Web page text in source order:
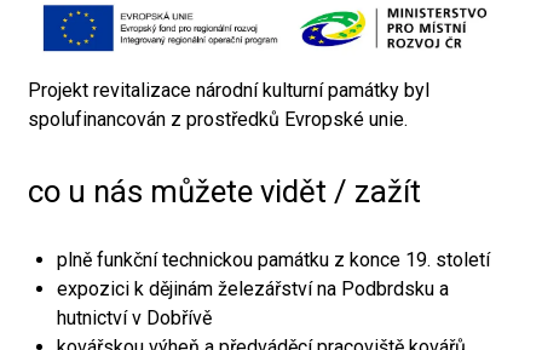
Projekt revitalizace národní kulturní památky byl
spolufinancován z prostředků Evropské unie.
co u nás můžete vidět / zažít
plně funkční technickou památku z konce 19. století
expozici k dějinám železářství na Podbrdsku a
hutnictví v Dobřívě